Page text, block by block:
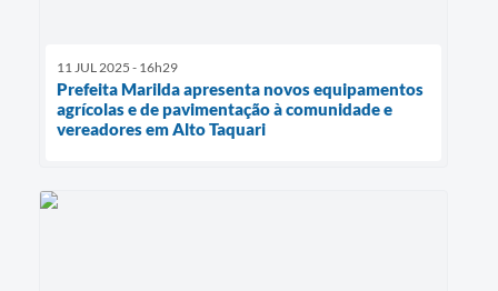
11 JUL 2025 - 16h29
Prefeita Marilda apresenta novos equipamentos
agrícolas e de pavimentação à comunidade e
vereadores em Alto Taquari